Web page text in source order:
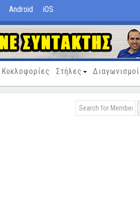
Android iOS
Κυκλοφορίες Στήλες Διαγωνισμοί